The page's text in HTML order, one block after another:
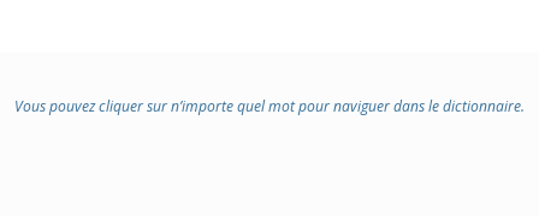
Vous pouvez cliquer sur n’importe quel mot pour naviguer dans le dictionnaire.